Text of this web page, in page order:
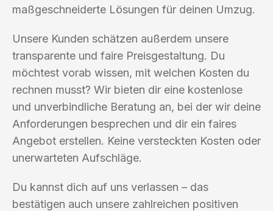
maßgeschneiderte Lösungen für deinen Umzug.
Unsere Kunden schätzen außerdem unsere
transparente und faire Preisgestaltung. Du
möchtest vorab wissen, mit welchen Kosten du
rechnen musst? Wir bieten dir eine kostenlose
und unverbindliche Beratung an, bei der wir deine
Anforderungen besprechen und dir ein faires
Angebot erstellen. Keine versteckten Kosten oder
unerwarteten Aufschläge.
Du kannst dich auf uns verlassen – das
bestätigen auch unsere zahlreichen positiven